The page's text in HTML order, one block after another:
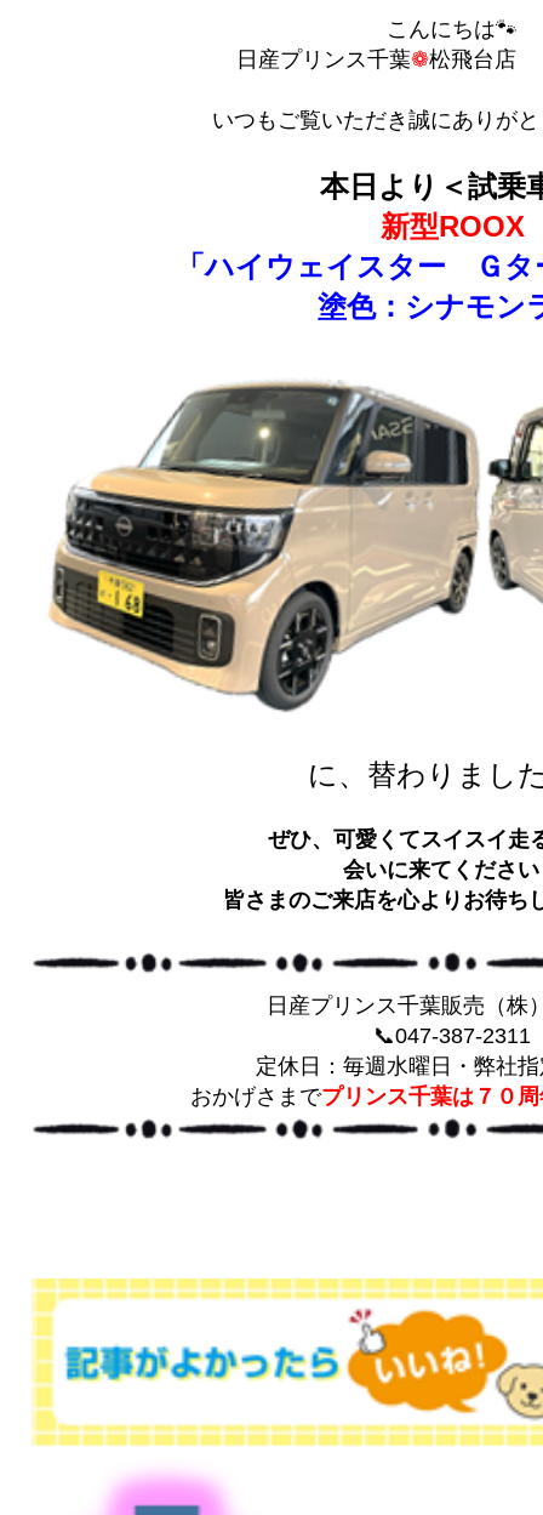
こんにちは🐾
日産プリンス千葉❁松飛台店
いつもご覧いただき誠にありが
本日より＜試乗
新型ROOX
「ハイウェイスター Ｇ
塗色：シナモン
に、替わりまし
ぜひ、可愛くてスイスイ走
会いに来てくださ
皆さまのご来店を心よりお待ち
日産プリンス千葉販売（株
📞047-387-2311
定休日：毎週水曜日・弊社
おかげさまでプリンス千葉は７０